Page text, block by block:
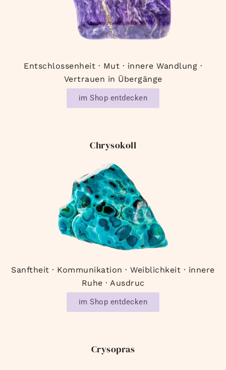
Entschlossenheit · Mut · innere Wandlung ·
Vertrauen in Übergänge
im Shop entdecken
Chrysokoll
Sanftheit · Kommunikation · Weiblichkeit · innere
Ruhe · Ausdruc
im Shop entdecken
Crysopras